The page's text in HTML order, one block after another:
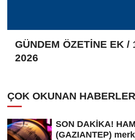
GÜNDEM ÖZETİNE EK
2026
ÇOK OKUNAN HABERLER
SON DAKİKA!
(GAZIANTEP)